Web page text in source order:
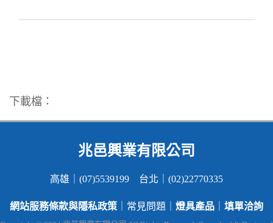
下載檔：
兆邑興業有限公司
高雄｜(07)5539199 台北｜(02)22770335
網站服務條款與隱私政策 ｜常見問題｜ 燈具產品 填單洽詢